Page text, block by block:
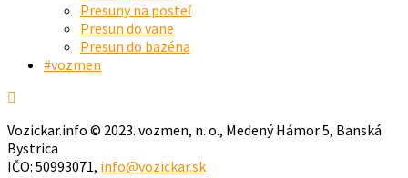
Presuny na posteľ
Presun do vane
Presun do bazéna
#vozmen
Vozickar.info © 2023. vozmen, n. o., Medený Hámor 5, Banská
Bystrica
IČO: 50993071, info@vozickar.sk